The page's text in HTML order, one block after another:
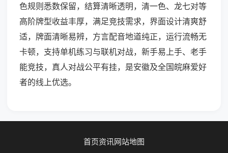
色规则悉数保留，结算清晰透明，清一色、龙七对等
高阶牌型收益丰厚，满足竞技需求，界面设计清爽舒
适，牌面清晰易辨，方言配音地道纯正，运行流畅无
卡顿，支持单机练习与联机对战，新手易上手、老手
能竞技，真人对战公平有挂，是安徽及全国皖麻爱好
者的线上优选。
首页资讯网站地图